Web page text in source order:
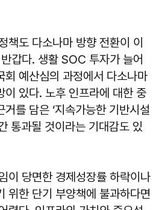
책도 다소나마 방향 전환이 이
갑다. 생활 SOC 투자가 늘어
예산심의 과정에서 다소나마
이 있다. 노후 인프라에 대한 중
를 담은 ‘지속가능한 기반시설
통과될 것이라는 기대감도 있
이 당면한 경제성장률 하락이나
위한 단기 부양책에 불과하다면